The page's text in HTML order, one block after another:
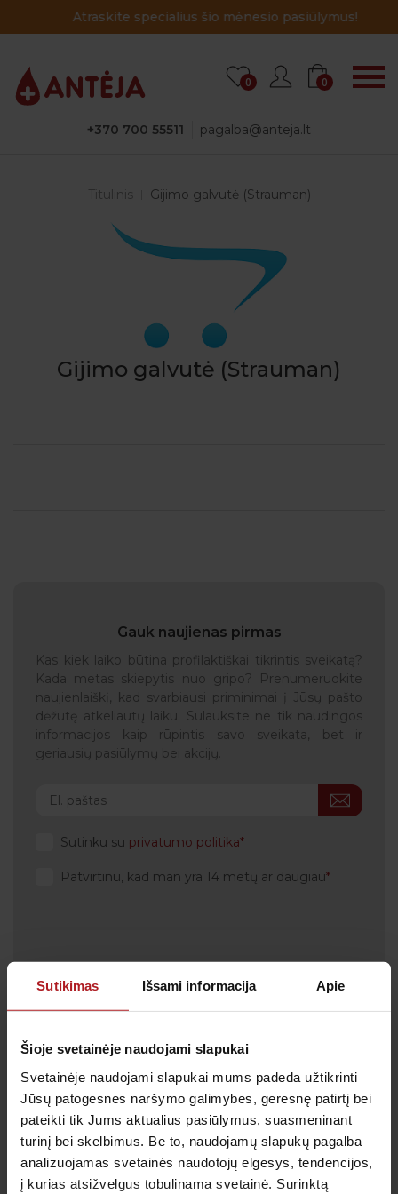
Sutikimas Išsami informacija Apie
Šioje svetainėje naudojami slapukai
Svetainėje naudojami slapukai mums padeda užtikrinti
Jūsų patogesnes naršymo galimybes, geresnę patirtį bei
pateikti tik Jums aktualius pasiūlymus, suasmeninant
turinį bei skelbimus. Be to, naudojamų slapukų pagalba
analizuojamas svetainės naudotojų elgesys, tendencijos,
į kurias atsižvelgus tobulinama svetainė. Surinktą
Atraskite specialius šio mėnesio pasiūlymus!
+370 700 55511 pagalba@anteja.lt
0 0
Titulinis Gijimo galvutė (Strauman)
Gijimo galvutė (Strauman)
Gauk naujienas pirmas
Kas kiek laiko būtina profilaktiškai tikrintis sveikatą?
Kada metas skiepytis nuo gripo? Prenumeruokite
naujienlaiškį, kad svarbiausi priminimai į Jūsų pašto
dėžutę atkeliautų laiku. Sulauksite ne tik naudingos
informacijos kaip rūpintis savo sveikata, bet ir
geriausių pasiūlymų bei akcijų.
Sutinku su privatumo politika
Patvirtinu, kad man yra 14 metų ar daugiau
Klientų aptarnavimas
Tel.:+370 700 55 511
apmokestinami pagal Jūsų ryšio operatoriaus
taikomą tarifą.
El. paštas:pagalba@anteja.lt
Darbo laikas:
I-V 7:00 – 19:00